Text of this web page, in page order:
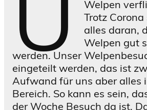
Welpen
Trotz
alles daran,
Welpen gut
werden. Unser
eingeteilt werden, das ist
Aufwand für uns aber alles
Bereich. So kann es sein,
der Woche Besuch da ist.